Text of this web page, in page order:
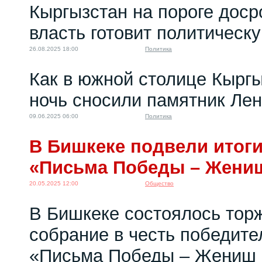
Кыргызстан на пороге
власть готовит
26.08.2025 18:00 Политика
Как в южной столице
ночь сносили памятник
09.06.2025 06:00 Политика
В Бишкеке подвели
«Письма Победы –
20.05.2025 12:00 Общество
В Бишкеке состоялось
собрание в честь
«Письма Победы – Жеңиш